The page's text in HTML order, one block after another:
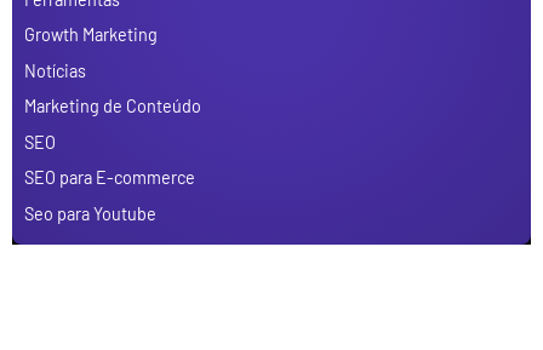
Growth Marketing
Notícias
Marketing de Conteúdo
SEO
SEO para E-commerce
Seo para Youtube